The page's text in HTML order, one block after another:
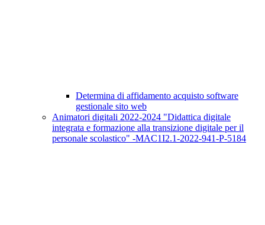
Determina di affidamento acquisto software
gestionale sito web
Animatori digitali 2022-2024 "Didattica digitale
integrata e formazione alla transizione digitale per il
personale scolastico" -MAC1I2.1-2022-941-P-5184